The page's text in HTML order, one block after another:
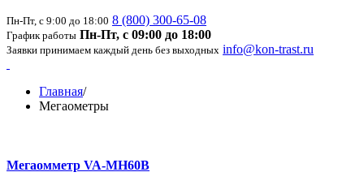
Пн-Пт, с 9:00 до 18:00 8 (800) 300-65-08
График работы Пн-Пт, с 09:00 до 18:00
Заявки принимаем каждый день без выходных info@kon-trast.ru
Главная/
Мегаометры
Мегаомметр VA-MH60B